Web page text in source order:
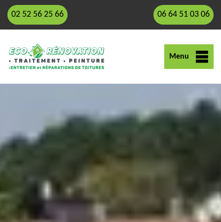
02 52 56 25 66 06 64 51 03 06
Menu